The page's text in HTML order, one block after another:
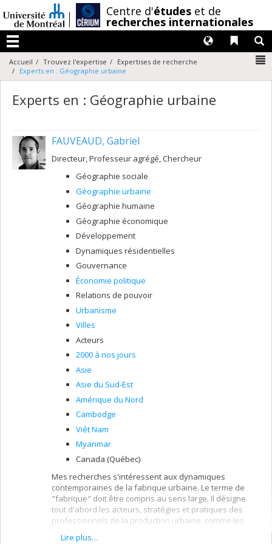
au
contenu
Centre d'études et de
recherches internationales
Menu
Liens
Langues
Accueil Trouvez l'expertise
Expertises de recherche
Experts en : Géographie urbaine
Experts en : Géographie urbaine
FAUVEAUD, Gabriel
Directeur, Professeur agrégé, Chercheur
Géographie sociale
Géographie urbaine
Géographie humaine
Géographie économique
Développement
Dynamiques résidentielles
Gouvernance
Économie politique
Relations de pouvoir
Urbanisme
Villes
Acteurs
2000 à nos jours
Asie
Asie du Sud-Est
Amérique du Nord
Cambodge
Viêt Nam
Myanmar
Canada (Québec)
Mes recherches s'intéressent aux dynamiques
contemporaines de la fabrique urbaine. Le terme de
"fabrique" doit être compris au sens large. Il désigne
tout d'abord les acteurs, stratégies et pratiques des
professionnels de la production urbaine, comme les
Lire plus…